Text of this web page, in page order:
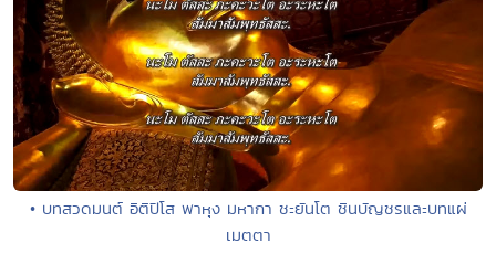
• บทสวดมนต์ อิติปิโส พาหุง มหากา ชะยันโต ชินบัญชรและบทแผ่
เมตตา